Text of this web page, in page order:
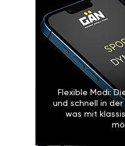
Flexible Modi:
und schnell in
was mit